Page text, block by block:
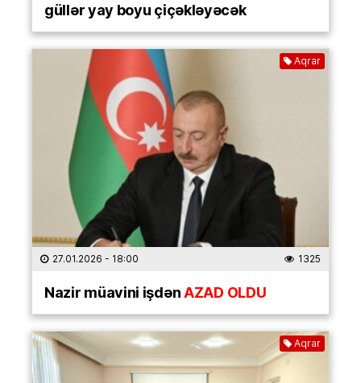
güllər yay boyu çiçəkləyəcək
Aqrar
27.01.2026 - 18:00 1325
Nazir müavini işdənAZAD OLDU
Aqrar